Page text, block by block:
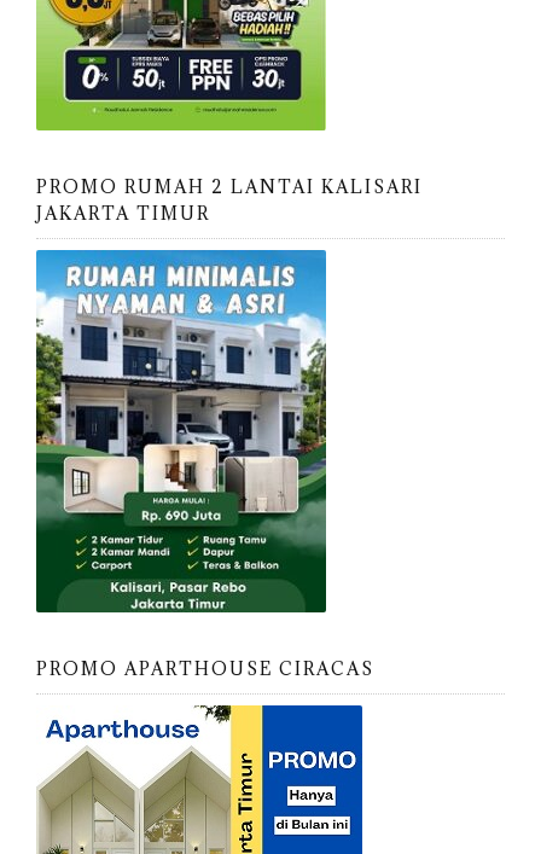
PROMO RUMAH 2 LANTAI KALISARI
JAKARTA TIMUR
PROMO APARTHOUSE CIRACAS